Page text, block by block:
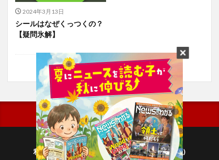
2024年3月13日
シールはなぜくっつくの？
【疑問氷解】
利用規約
プライバシーポリシー(毎日新聞出版)